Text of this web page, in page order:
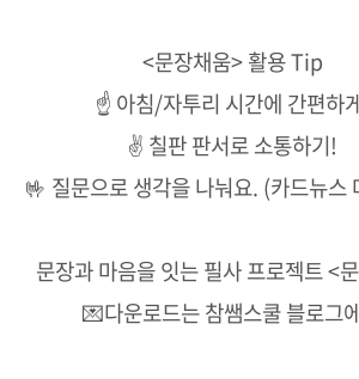
<문장채움> 활용 Tip
☝ 아침/자투리 시간에 간편하
✌ 칠판 판서로 소통하기!
🤟 질문으로 생각을 나눠요. (카드뉴스
문장과 마음을 잇는 필사 프로젝트 <
💌다운로드는 참쌤스쿨 블로그